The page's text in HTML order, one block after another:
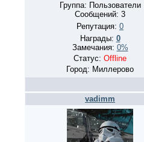
Группа: Пользователи
Сообщений: 3
Репутация: 0
Награды: 0
Замечания: 0%
Статус: Offline
Город: Миллерово
vadimm